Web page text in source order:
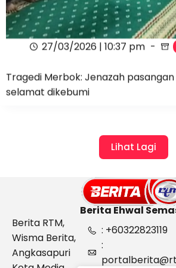
27/03/2026 | 10:37 pm
Tragedi Merbok: Jenazah
selamat dikebumi
Lihat Lagi
Berita Ehwal
Berita RTM,
Wisma Berita,
Angkasapuri
: +60322823119
: